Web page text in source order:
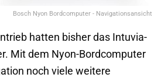
Bosch Nyon Bordcomputer - Navigationsansicht
hatten bisher das Intuvia-
Mit dem Nyon-Bordcomputer
noch viele weitere